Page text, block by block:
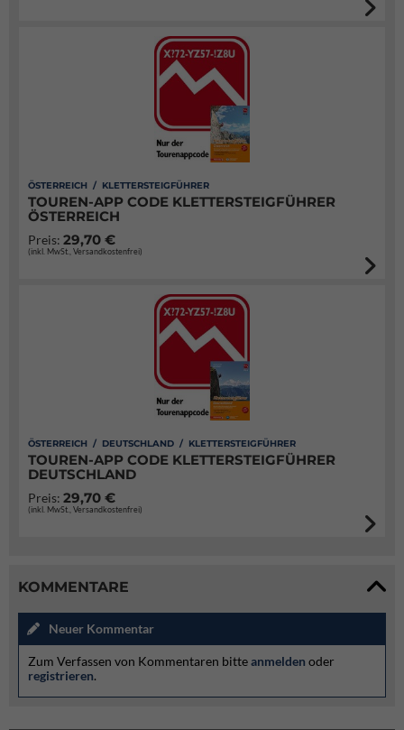
ÖSTERREICH / KLETTERSTEIGFÜHRER
TOUREN-APP CODE KLETTERSTEIGFÜHRER
ÖSTERREICH
Preis: 29,70 €
(inkl. MwSt., Versandkostenfrei)
ÖSTERREICH / DEUTSCHLAND / KLETTERSTEIGFÜHRER
TOUREN-APP CODE KLETTERSTEIGFÜHRER
DEUTSCHLAND
Preis: 29,70 €
(inkl. MwSt., Versandkostenfrei)
KOMMENTARE
Neuer Kommentar
Zum Verfassen von Kommentaren bitteanmelden oder
registrieren.